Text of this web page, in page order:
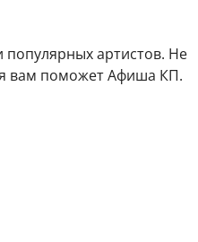
популярных артистов. Не
вам поможет Афиша КП.